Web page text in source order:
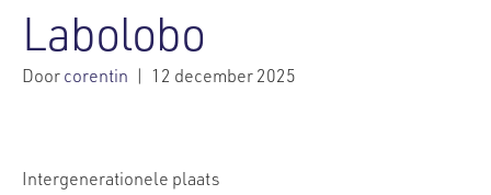
Labolobo
Doorcorentin | 12 december 2025
Intergenerationele plaats